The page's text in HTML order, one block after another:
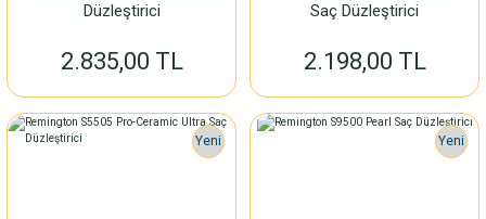
Düzleştirici
2.835,00 TL
Saç Düzleştirici
2.198,00 TL
Yeni Yeni